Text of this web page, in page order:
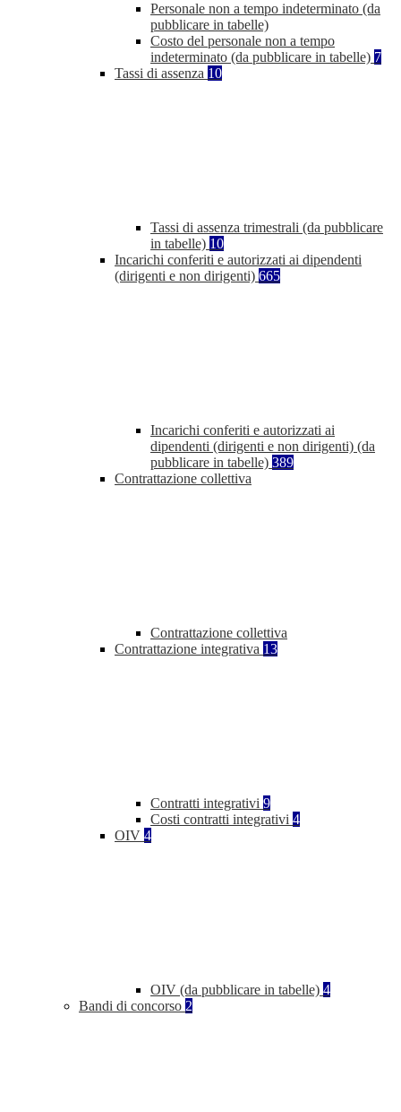
Personale non a tempo indeterminato (da
pubblicare in tabelle)
Costo del personale non a tempo
indeterminato (da pubblicare in tabelle) 7
Tassi di assenza 10
Tassi di assenza trimestrali (da pubblicare
in tabelle) 10
Incarichi conferiti e autorizzati ai dipendenti
(dirigenti e non dirigenti) 665
Incarichi conferiti e autorizzati ai
dipendenti (dirigenti e non dirigenti) (da
pubblicare in tabelle) 389
Contrattazione collettiva
Contrattazione collettiva
Contrattazione integrativa 13
Contratti integrativi 9
Costi contratti integrativi 4
OIV 4
OIV (da pubblicare in tabelle) 4
Bandi di concorso 2